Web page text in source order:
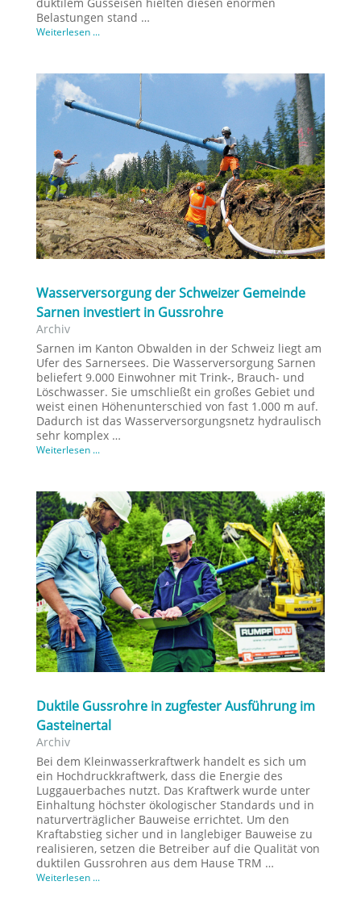
Belastungen stand …
Weiterlesen ...
Wasserversorgung der Schweizer Gemeinde
Sarnen investiert in Gussrohre
Archiv
Sarnen im Kanton Obwalden in der Schweiz liegt am
Ufer des Sarnersees. Die Wasserversorgung Sarnen
beliefert 9.000 Einwohner mit Trink-, Brauch- und
Löschwasser. Sie umschließt ein großes Gebiet und
weist einen Höhenunterschied von fast 1.000 m auf.
Dadurch ist das Wasserversorgungsnetz hydraulisch
sehr komplex …
Weiterlesen ...
Duktile Gussrohre in zugfester Ausführung im
Gasteinertal
Archiv
Bei dem Kleinwasserkraftwerk handelt es sich um
ein Hochdruckkraftwerk, dass die Energie des
Luggauerbaches nutzt. Das Kraftwerk wurde unter
Einhaltung höchster ökologischer Standards und in
naturverträglicher Bauweise errichtet. Um den
Kraftabstieg sicher und in langlebiger Bauweise zu
realisieren, setzen die Betreiber auf die Qualität von
duktilen Gussrohren aus dem Hause TRM …
Weiterlesen ...